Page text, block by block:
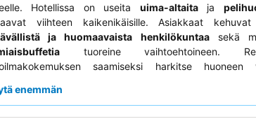
Hotellissa on useita uima-altaitaja
viihteen kaikenikäisille. Asiakkaat
ja huomaavaista henkilökuntaasekä
tuoreine vaihtoehtoineen.
saamiseksi harkitse huoneen
ja merinäköala.
enemmän